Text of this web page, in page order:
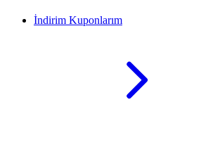
İndirim Kuponlarım